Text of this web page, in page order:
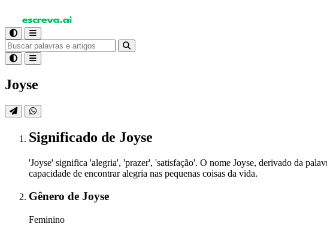
Joyse
Significado de Joyse
'Joyse' significa 'alegria', 'prazer', 'satisfação'. O nome Joyse, derivado da
capacidade de encontrar alegria nas pequenas coisas da vida.
Gênero de Joyse
Feminino